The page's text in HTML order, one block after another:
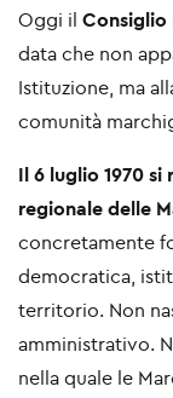
Oggi il Consiglio
data che non
Istituzione, ma
comunità
Il 6 luglio 1970
regionale delle
concretamente
democratica,
territorio. Non
amministrativo.
nella quale le